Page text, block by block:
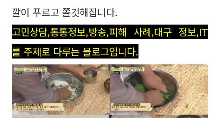
깔이 푸르고 쫄깃해집니다.
고민상담,통통정보,방송,피해 사례,대구 정보,IT
를 주제로 다루는 블로그입니다.